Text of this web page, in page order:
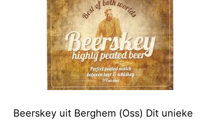
Beerskey uit Berghem (Oss) Dit unieke